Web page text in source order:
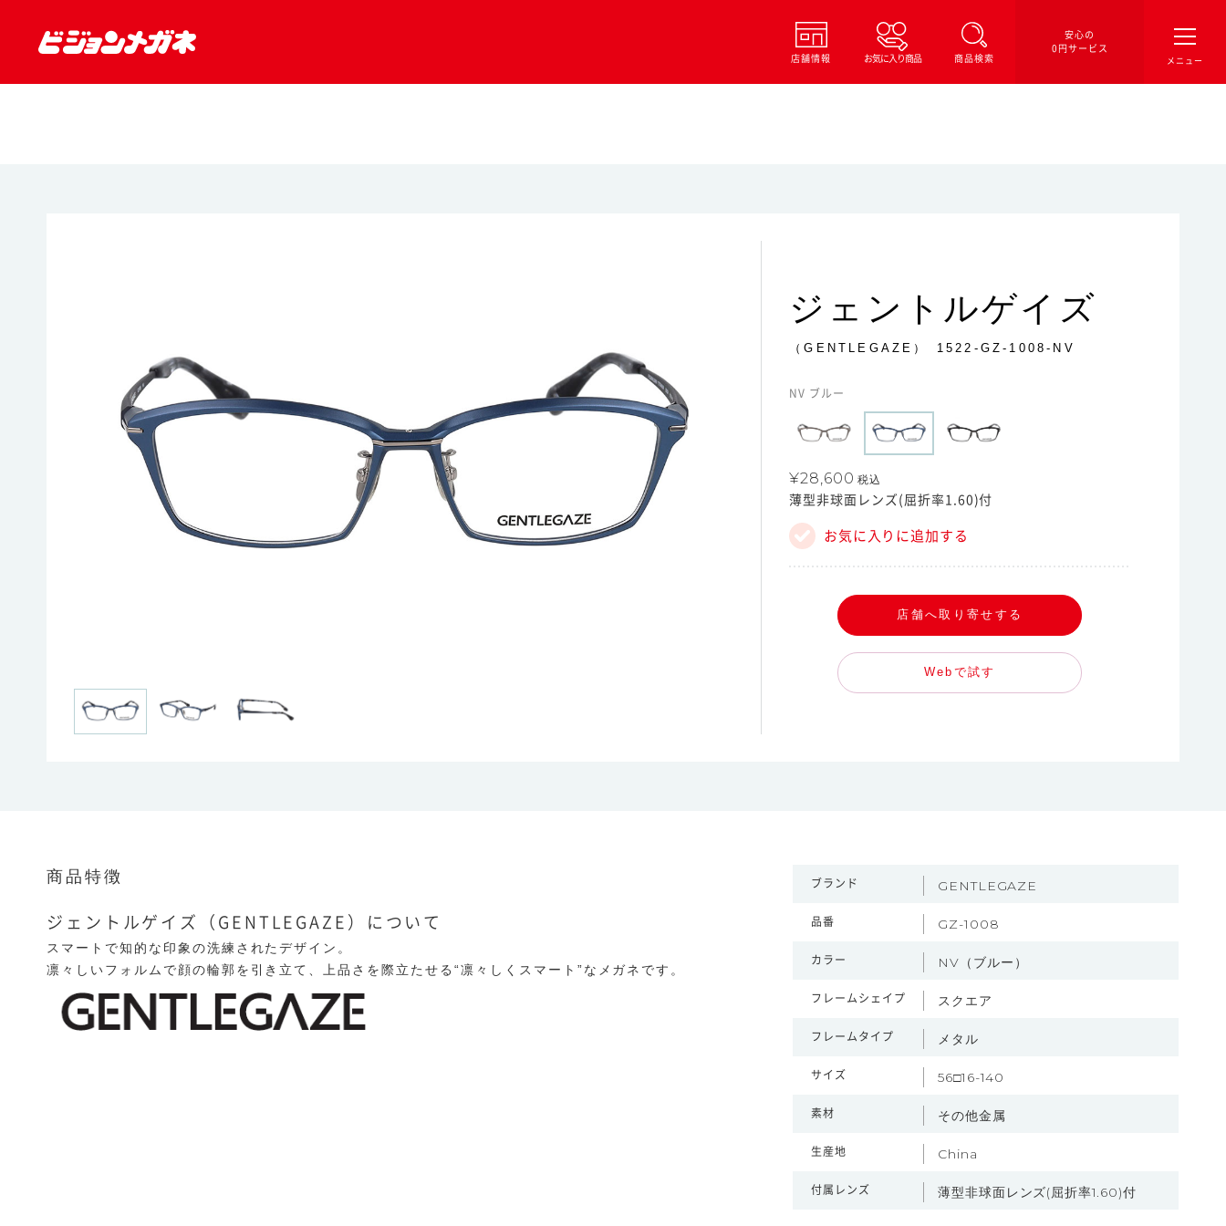
店舗情報 お気に入り商品 商品検索
安心の
0円サービス
ジェントルゲイズ
（GENTLEGAZE） 1522-GZ-1008-NV
NV ブルー
¥28,600 税込
薄型非球面レンズ(屈折率1.60)付
お気に入りに追加する
店舗へ取り寄せする
Webで試す
商品特徴
ジェントルゲイズ（GENTLEGAZE）について
スマートで知的な印象の洗練されたデザイン。
凛々しいフォルムで顔の輪郭を引き立て、上品さを際立たせる“凛々しくスマート”なメガネです。
ブランド GENTLEGAZE
品番 GZ-1008
カラー NV（ブルー）
フレームシェイプ スクエア
フレームタイプ メタル
サイズ 56□16-140
素材 その他金属
生産地 China
付属レンズ 薄型非球面レンズ(屈折率1.60)付